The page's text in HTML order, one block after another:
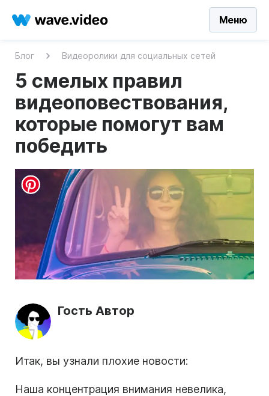
Меню
Блог Видеоролики для социальных сетей
5 смелых правил
видеоповествования,
которые помогут вам
победить
Гость Автор
Итак, вы узнали плохие новости:
Наша концентрация внимания невелика,